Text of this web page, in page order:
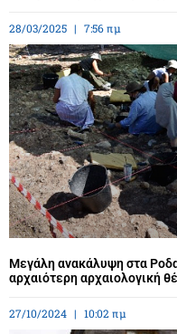
28/03/2025 7:56 πμ
Μεγάλη ανακάλυψη στα
αρχαιότερη αρχαιολογική
27/10/2024 10:02 πμ